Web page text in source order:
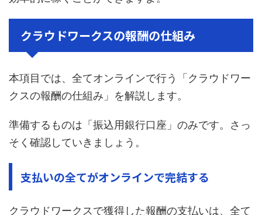
クラウドワークスの報酬の仕組み
本項目では、全てオンラインで行う「クラウドワー
クスの報酬の仕組み」を解説します。
準備するものは「振込用銀行口座」のみです。さっ
そく確認していきましょう。
支払いの全てがオンラインで完結する
クラウドワークスで獲得した報酬の支払いは、全て